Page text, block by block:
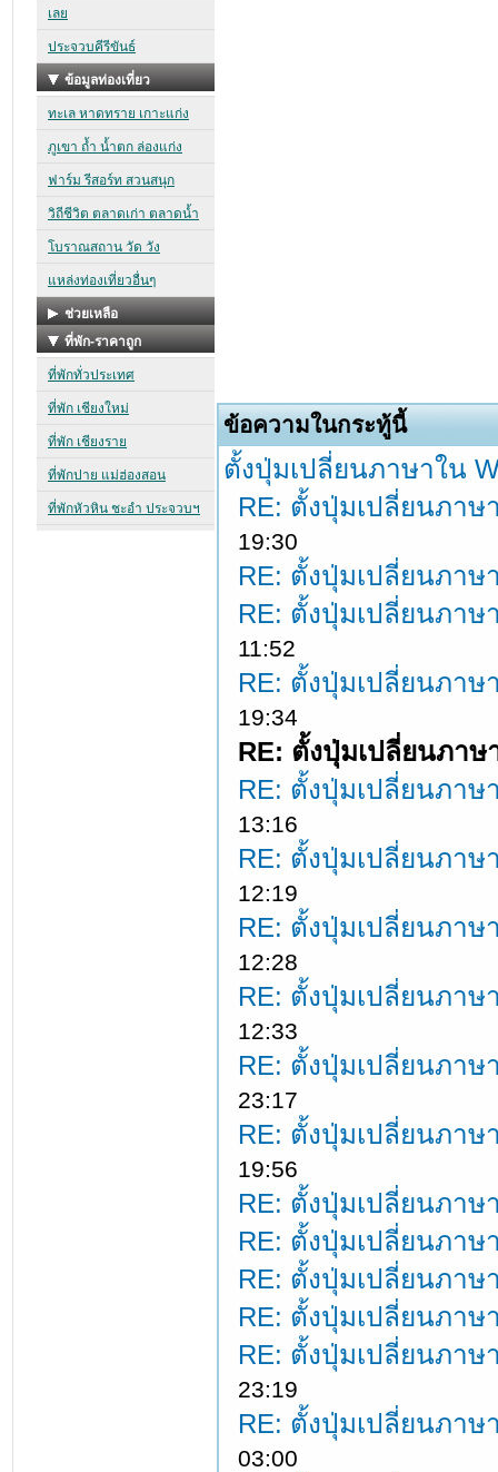
ข้อความในกระทู้นี้
ตั้งปุ่มเปลี่ยนภาษาใน
RE: ตั้งปุ่มเปลี่ยนภาษ
19:30
RE: ตั้งปุ่มเปลี่ยนภาษ
RE: ตั้งปุ่มเปลี่ยนภาษ
11:52
RE: ตั้งปุ่มเปลี่ยนภาษ
19:34
RE: ตั้งปุ่มเปลี่ยนภาษ
RE: ตั้งปุ่มเปลี่ยนภาษ
13:16
RE: ตั้งปุ่มเปลี่ยนภาษ
12:19
RE: ตั้งปุ่มเปลี่ยนภาษ
12:28
RE: ตั้งปุ่มเปลี่ยนภาษ
12:33
RE: ตั้งปุ่มเปลี่ยนภาษ
23:17
RE: ตั้งปุ่มเปลี่ยนภาษ
19:56
RE: ตั้งปุ่มเปลี่ยนภาษ
RE: ตั้งปุ่มเปลี่ยนภาษ
RE: ตั้งปุ่มเปลี่ยนภาษ
RE: ตั้งปุ่มเปลี่ยนภาษ
RE: ตั้งปุ่มเปลี่ยนภาษ
23:19
RE: ตั้งปุ่มเปลี่ยนภาษ
03:00